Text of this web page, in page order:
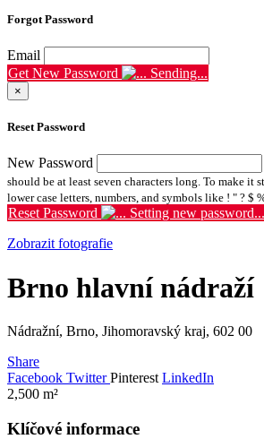
Forgot Password
Email
Get New Password
Sending...
×
Reset Password
New Password
should be at least seven characters long. To make it
lower case letters, numbers, and symbols like ! " ? $
Reset Password
Setting new password...
Zobrazit fotografie
Brno hlavní nádraží
Nádražní, Brno, Jihomoravský kraj, 602 00
Share
Facebook TwitterPinterest LinkedIn
2,500 m²
Klíčové informace